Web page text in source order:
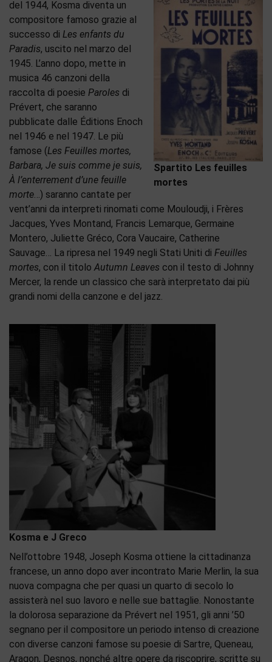
Spartito Les feuilles
mortes
del 1944, Kosma diventa un
compositore famoso grazie al
successo di Les enfants du
Paradis, uscito nel marzo del
1945. L’anno dopo, mette in
musica 46 canzoni della
raccolta di poesie Paroles di
Prévert, che saranno
pubblicate dalle Éditions Enoch
nel 1946 e nel 1947. Le più
famose (Les Feuilles mortes,
Barbara, Je suis comme je suis,
À l’enterrement d’une feuille
morte…) saranno cantate per
vent’anni da interpreti rinomati come Mouloudji, i Frères
Jacques, Yves Montand, Francis Lemarque, Germaine
Montero, Juliette Gréco, Cora Vaucaire, Catherine
Sauvage… La ripresa nel 1949 negli Stati Uniti di Feuilles
mortes, con il titoloAutumn Leaves con il testo di Johnny
Mercer, la rende un classico che sarà interpretato dai più
grandi nomi della canzone e del jazz.
Kosma e J Greco
Nell’ottobre 1948, Joseph Kosma ottiene la cittadinanza
francese, un anno dopo aver incontrato Marie Merlin, la sua
nuova compagna che per quasi un quarto di secolo lo
assisterà nel suo lavoro e nelle sue battaglie. Nonostante
la dolorosa separazione da Prévert nel 1951, gli anni ’50
segnano per il compositore un periodo intenso di creazione
con diverse canzoni famose su poesie di Sartre, Queneau,
Aragon, Desnos, nonché altre opere da riscoprire, scritte su